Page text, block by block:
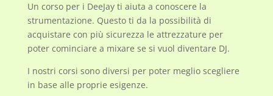
Un corso per i DeeJay ti aiuta a conoscere la
strumentazione. Questo ti da la possibilità di
acquistare con più sicurezza le attrezzature per
poter cominciare a mixare se si vuol diventare DJ.
I nostri corsi sono diversi per poter meglio scegliere
in base alle proprie esigenze.